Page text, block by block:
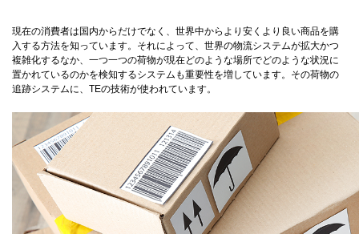
現在の消費者は国内からだけでなく、世界中からより安くより良い商品を購
入する方法を知っています。それによって、世界の物流システムが拡大かつ
複雑化するなか、一つ一つの荷物が現在どのような場所でどのような状況に
置かれているのかを検知するシステムも重要性を増しています。その荷物の
追跡システムに、TEの技術が使われています。